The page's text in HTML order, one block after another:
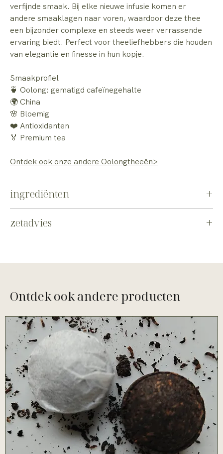
verfijnde smaak. Bij elke nieuwe infusie komen er
andere smaaklagen naar voren, waardoor deze thee
een bijzonder complexe en steeds weer verrassende
ervaring biedt. Perfect voor theeliefhebbers die houden
van elegantie en finesse in hun kopje.
Smaakprofiel
🍵 Oolong: gematigd cafeïnegehalte
🌍 China
🌸 Bloemig
❤️ Antioxidanten
🏅 Premium tea
Ontdek ook onze andere Oolongtheeën>
ingrediënten
zetadvies
2-3 minuten
Ontdek ook andere producten